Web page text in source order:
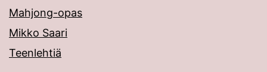
Mahjong-opas
Mikko Saari
Teenlehtiä